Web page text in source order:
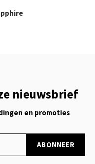
nieuwsbrief
en promoties
ABONNEER